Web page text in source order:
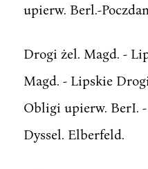
upierw. Berl.-
Drogi żel. Magd. -
Magd. - Lipskie
Obligi upierw. BerI.
Dyssel. Elberfeld.